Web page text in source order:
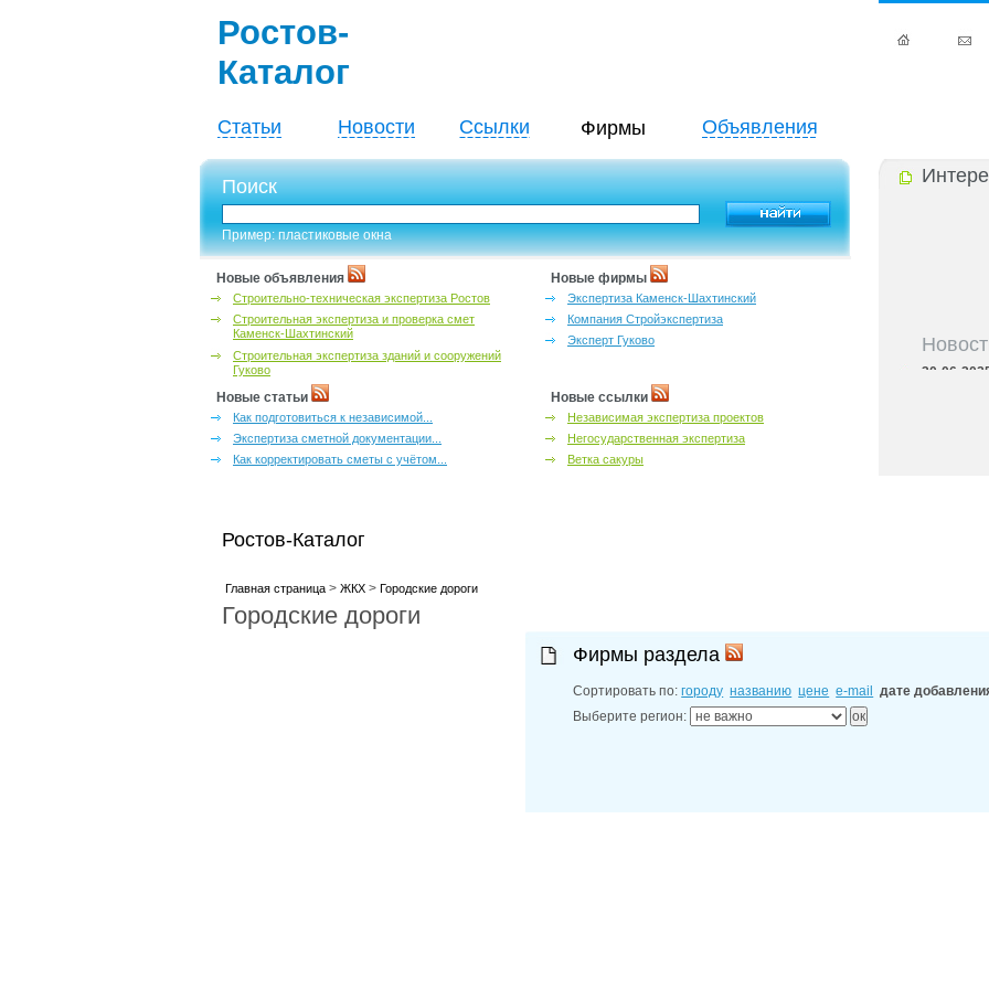
Ростов-
Каталог
Статьи Новости Ссылки Фирмы Объявления
Поиск
Пример: пластиковые окна
Новые объявления
Строительно-техническая экспертиза Ростов
Строительная экспертиза и проверка смет
Каменск-Шахтинский
Строительная экспертиза зданий и сооружений
Гуково
Новые фирмы
Экспертиза Каменск-Шахтинский
Компания Стройэкспертиза
Эксперт Гуково
Новые статьи
Как подготовиться к независимой...
Экспертиза сметной документации...
Как корректировать сметы с учётом...
Новые ссылки
Независимая экспертиза проектов
Негосударственная экспертиза
Ветка сакуры
30-06-
Ростов-Каталог
Главная страница> ЖКХ> Городские дороги
Городские дороги
Фирмы раздела
Сортировать по:городу названию цене e-mail
дате
Выберите регион: